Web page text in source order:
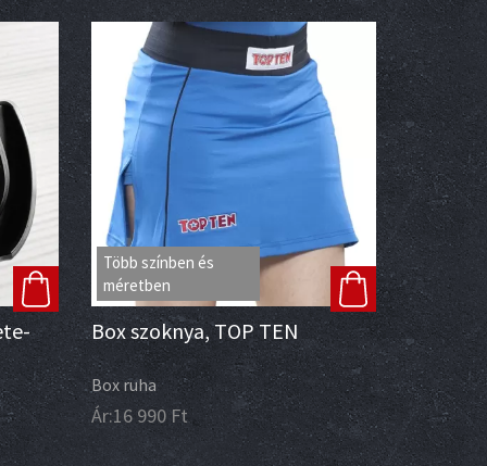
Több színben és
méretben
Box szoknya, TOP TEN
Box ruha
Ár:16 990Ft